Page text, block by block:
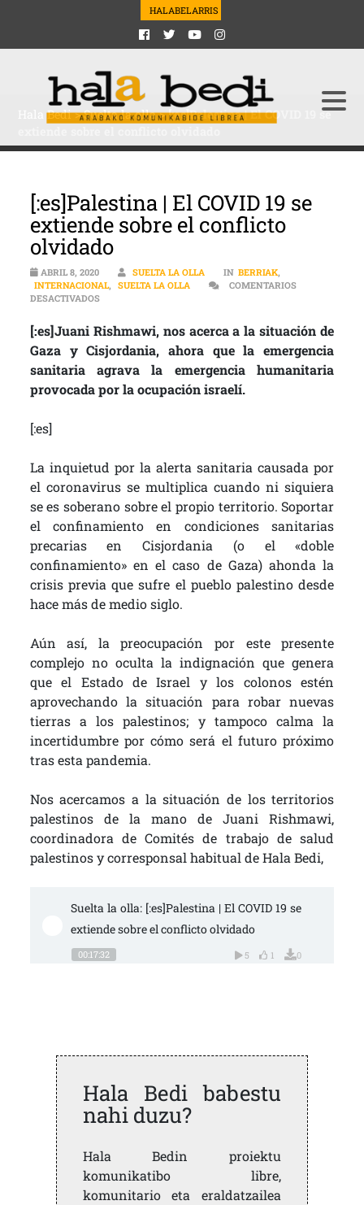
HALABELARRIS
Hala Bedi>Suelta la olla>[:es]Palestina | El COVID 19 se
[:es]Palestina | El COVID 19 se
extiende sobre el conflicto
olvidado
ABRIL 8, 2020 SUELTA LA OLLA IN BERRIAK,
INTERNACIONAL, SUELTA LA OLLA
COMENTARIOS
DESACTIVADOSEN [:ES]PALESTINA | EL COVID 19 SE EXTIENDE SOBRE EL
[:es]Juani Rishmawi, nos acerca a la situación de
Gaza y Cisjordania, ahora que la emergencia
sanitaria agrava la emergencia humanitaria
provocada por la ocupación israelí.
[:es]
La inquietud por la alerta sanitaria causada por
el coronavirus se multiplica cuando ni siquiera
se es soberano sobre el propio territorio. Soportar
el confinamiento en condiciones sanitarias
precarias en Cisjordania (o el «doble
confinamiento» en el caso de Gaza) ahonda la
crisis previa que sufre el pueblo palestino desde
hace más de medio siglo.
Aún así, la preocupación por este presente
complejo no oculta la indignación que genera
que el Estado de Israel y los colonos estén
aprovechando la situación para robar nuevas
tierras a los palestinos; y tampoco calma la
incertidumbre por cómo será el futuro próximo
tras esta pandemia.
Nos acercamos a la situación de los territorios
palestinos de la mano de Juani Rishmawi,
coordinadora de Comités de trabajo de salud
palestinos y corresponsal habitual de Hala Bedi,
Suelta la olla: [:es]Palestina | El COVID 19 se
extiende sobre el conflicto olvidado
00:17:32 5 1 0
Hala Bedi babestu
nahi duzu?
Hala Bedin proiektu
komunikatibo libre,
komunitario eta eraldatzailea